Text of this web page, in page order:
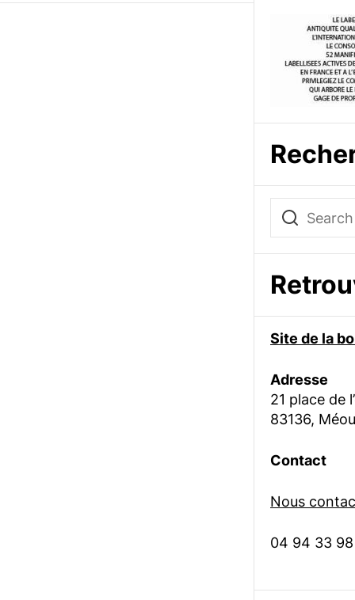
Site de la
Adresse
21 place de
83136,
Contact
Nous
04 94 33